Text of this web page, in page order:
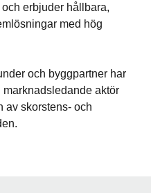
erbjuder hållbara,
med hög
och byggpartner har
aktör
av skorstens- och